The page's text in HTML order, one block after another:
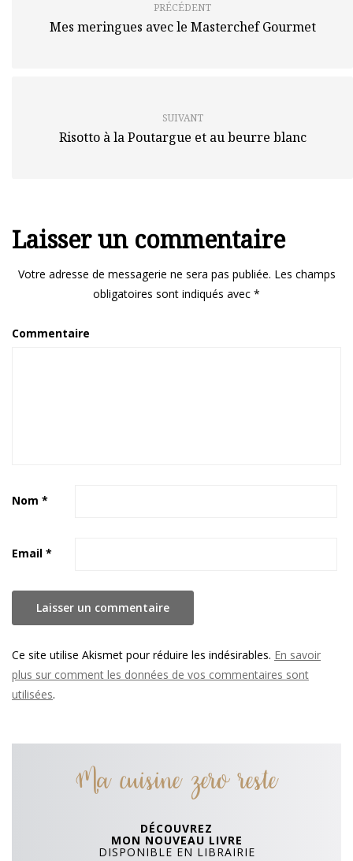
PRÉCÉDENT
Mes meringues avec le Masterchef Gourmet
SUIVANT
Risotto à la Poutargue et au beurre blanc
Laisser un commentaire
Votre adresse de messagerie ne sera pas publiée. Les champs
obligatoires sont indiqués avec *
Commentaire
Nom *
Email *
Ce site utilise Akismet pour réduire les indésirables. En savoir
plus sur comment les données de vos commentaires sont
utilisées.
Ma cuisine zero reste
DÉCOUVREZ
MON NOUVEAU LIVRE
DISPONIBLE EN LIBRAIRIE